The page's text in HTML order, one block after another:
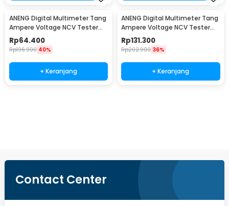
ANENG Digital Multimeter Tang
Ampere Voltage NCV Tester
Clamp 600V - MT87
Rp64.400
Rp106.900 40%
+ Keranjang
ANENG Digital Multimeter Tang
Ampere Voltage NCV Tester
Clamp 600V - ST201
Rp131.300
Rp202.900 36%
+ Keranjang
Contact Center